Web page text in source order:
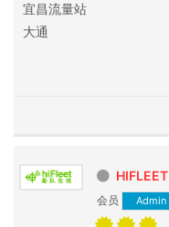
宜昌流量站
大通
HIFLEET
会员 Admin